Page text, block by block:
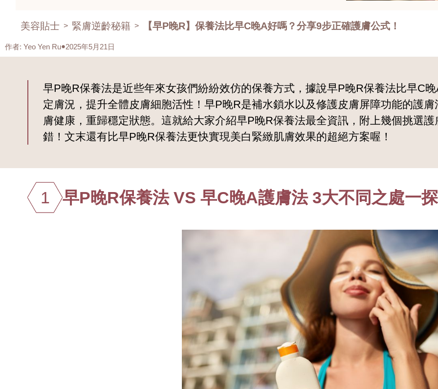
美容貼士 > 緊膚逆齡秘籍 > 【早P晚R】保養法比早C晚A好嗎？分享9步正確護膚公式！
作者: Yeo Yen Ru 2025年5月21日
早P晚R保養法是近些年來女孩們紛紛效仿的保養方式，據說早P晚R保養法比早C
定膚況，提升全體皮膚細胞活性！早P晚R是補水鎖水以及修護皮膚屏障功能的護
膚健康，重歸穩定狀態。這就給大家介紹早P晚R保養法最全資訊，附上幾個挑選
錯！文末還有比早P晚R保養法更快實現美白緊緻肌膚效果的超絕方案喔！
1 早P晚R保養法 VS 早C晚A護膚法 3大不同之處一